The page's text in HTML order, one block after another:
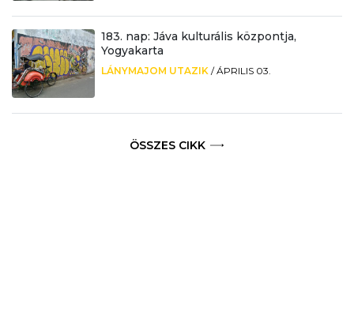
183. nap: Jáva kulturális központja,
Yogyakarta
LÁNYMAJOM UTAZIK /ÁPRILIS 03.
ÖSSZES CIKK